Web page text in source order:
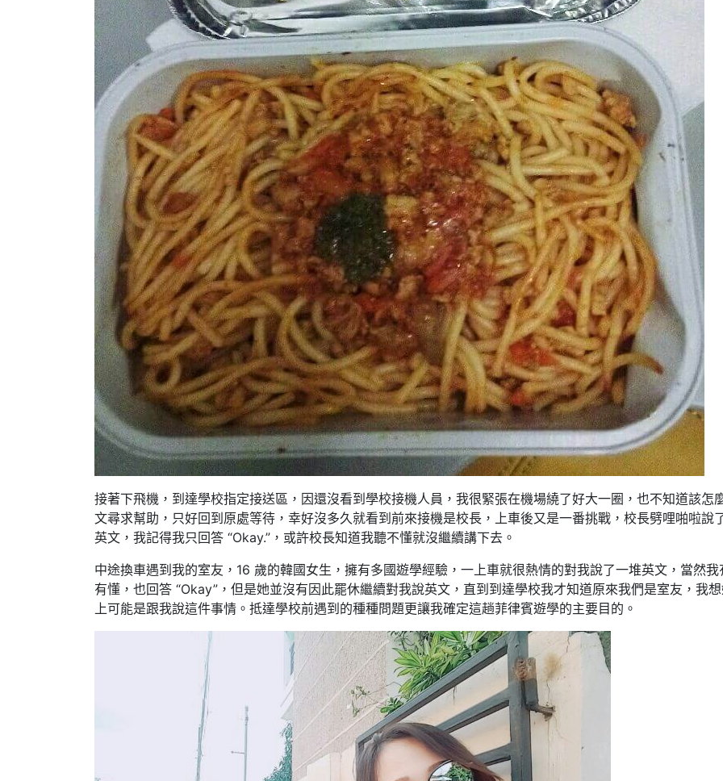
接著下飛機，到達學校指定接送區，因還沒看到學校接機人員，我很緊張在機場繞了好大一圈，也不知道該怎
文尋求幫助，只好回到原處等待，幸好沒多久就看到前來接機是校長，上車後又是一番挑戰，校長劈哩啪啦說
英文，我記得我只回答 “Okay.”，或許校長知道我聽不懂就沒繼續講下去。
中途換車遇到我的室友，16 歲的韓國女生，擁有多國遊學經驗，一上車就很熱情的對我說了一堆英文，當然我
有懂，也回答 “Okay”，但是她並沒有因此罷休繼續對我說英文，直到到達學校我才知道原來我們是室友，我
上可能是跟我說這件事情。抵達學校前遇到的種種問題更讓我確定這趟菲律賓遊學的主要目的。
海外遊學心得分享
【菲律賓遊學】宿
霧I.Breeze語言學校
心得分享 by Lihan
海外遊學心得分享 菲律賓遊學 吃喝玩樂
【碧瑤旅遊】浪漫
西班牙古鎮Vigan自
由行與美食分享~
實用文章 海外遊學心得分享
【Troy菲律賓